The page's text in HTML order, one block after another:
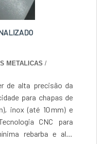
METALICAS /
de alta precisão da
para chapas de
inox (até 10 mm) e
CNC para
rebarba e alta